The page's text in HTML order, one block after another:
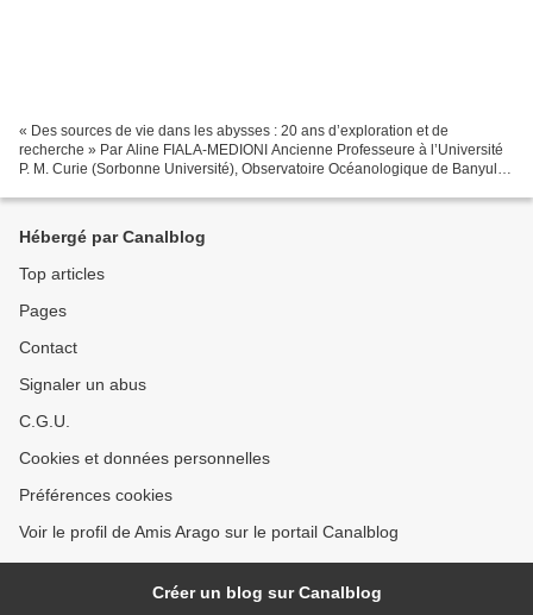
« Des sources de vie dans les abysses : 20 ans d’exploration et de
recherche » Par Aline FIALA-MEDIONI Ancienne Professeure à l’Université
P. M. Curie (Sorbonne Université), Observatoire Océanologique de Banyuls
Hébergé par Canalblog
Top articles
Pages
Contact
Signaler un abus
C.G.U.
Cookies et données personnelles
Préférences cookies
Voir le profil de Amis Arago sur le portail Canalblog
Créer un blog sur Canalblog